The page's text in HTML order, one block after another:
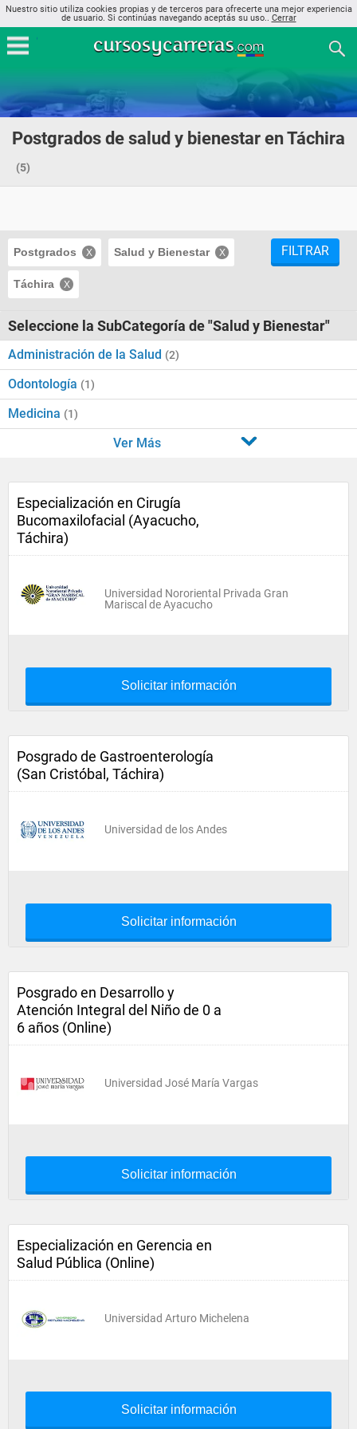
Nuestro sitio utiliza cookies propias y de terceros para ofrecerte una mejor experiencia
de usuario. Si continúas navegando aceptás su uso.. Cerrar
Postgrados de salud y bienestar en Táchira
(5)
Postgrados Salud y Bienestar
Táchira
FILTRAR
Seleccione la SubCategoría de "Salud y Bienestar"
Administración de la Salud (2)
Odontología (1)
Medicina (1)
Ver Más
Especialización en Cirugía
Bucomaxilofacial (Ayacucho,
Táchira)
Universidad Nororiental Privada Gran
Mariscal de Ayacucho
Solicitar información
Posgrado de Gastroenterología
(San Cristóbal, Táchira)
Universidad de los Andes
Solicitar información
Posgrado en Desarrollo y
Atención Integral del Niño de 0 a
6 años (Online)
Universidad José María Vargas
Solicitar información
Especialización en Gerencia en
Salud Pública (Online)
Universidad Arturo Michelena
Solicitar información